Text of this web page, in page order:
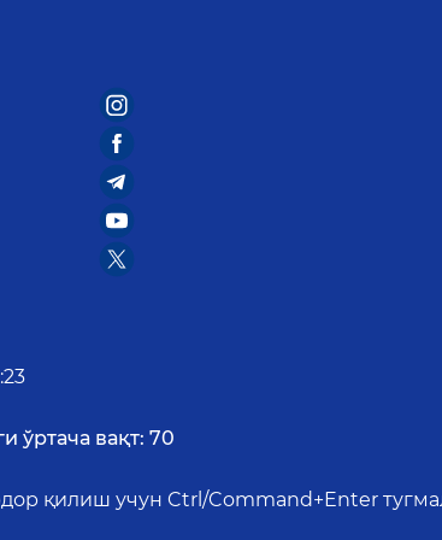
ўртача вақт: 70
қилиш учун Ctrl/Command+Enter